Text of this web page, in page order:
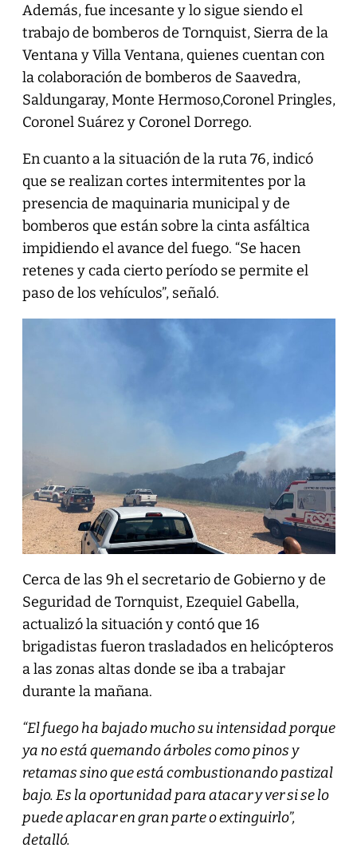
Además, fue incesante y lo sigue siendo el
trabajo de bomberos de Tornquist, Sierra de la
Ventana y Villa Ventana, quienes cuentan con
la colaboración de bomberos de Saavedra,
Saldungaray, Monte Hermoso,Coronel Pringles,
Coronel Suárez y Coronel Dorrego.
En cuanto a la situación de la ruta 76, indicó
que se realizan cortes intermitentes por la
presencia de maquinaria municipal y de
bomberos que están sobre la cinta asfáltica
impidiendo el avance del fuego. “Se hacen
retenes y cada cierto período se permite el
paso de los vehículos”, señaló.
Cerca de las 9h el secretario de Gobierno y de
Seguridad de Tornquist, Ezequiel Gabella,
actualizó la situación y contó que 16
brigadistas fueron trasladados en helicópteros
a las zonas altas donde se iba a trabajar
durante la mañana.
“El fuego ha bajado mucho su intensidad porque
ya no está quemando árboles como pinos y
retamas sino que está combustionando pastizal
bajo. Es la oportunidad para atacar y ver si se lo
puede aplacar en gran parte o extinguirlo”,
detalló.